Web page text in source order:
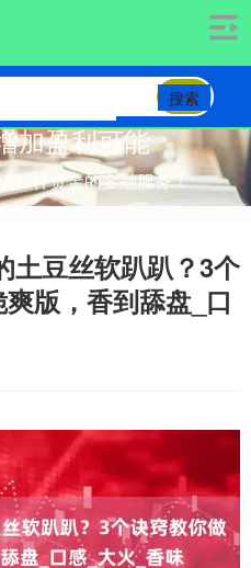
搜索
加盈利可能
杠杆资金的金融服务！
土豆丝软趴趴？3个
版，香到舔盘_口